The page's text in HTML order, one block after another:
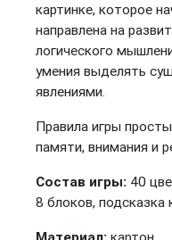
картинке, которое
направлена на
логического
умения выделять
явлениями.
Правила игры
памяти, внимания и
Состав игры: 40
8 блоков,